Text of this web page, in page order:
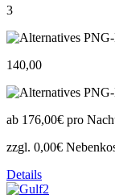
3
140,00
ab 176,00€ pro
zzgl. 0,00€
Details